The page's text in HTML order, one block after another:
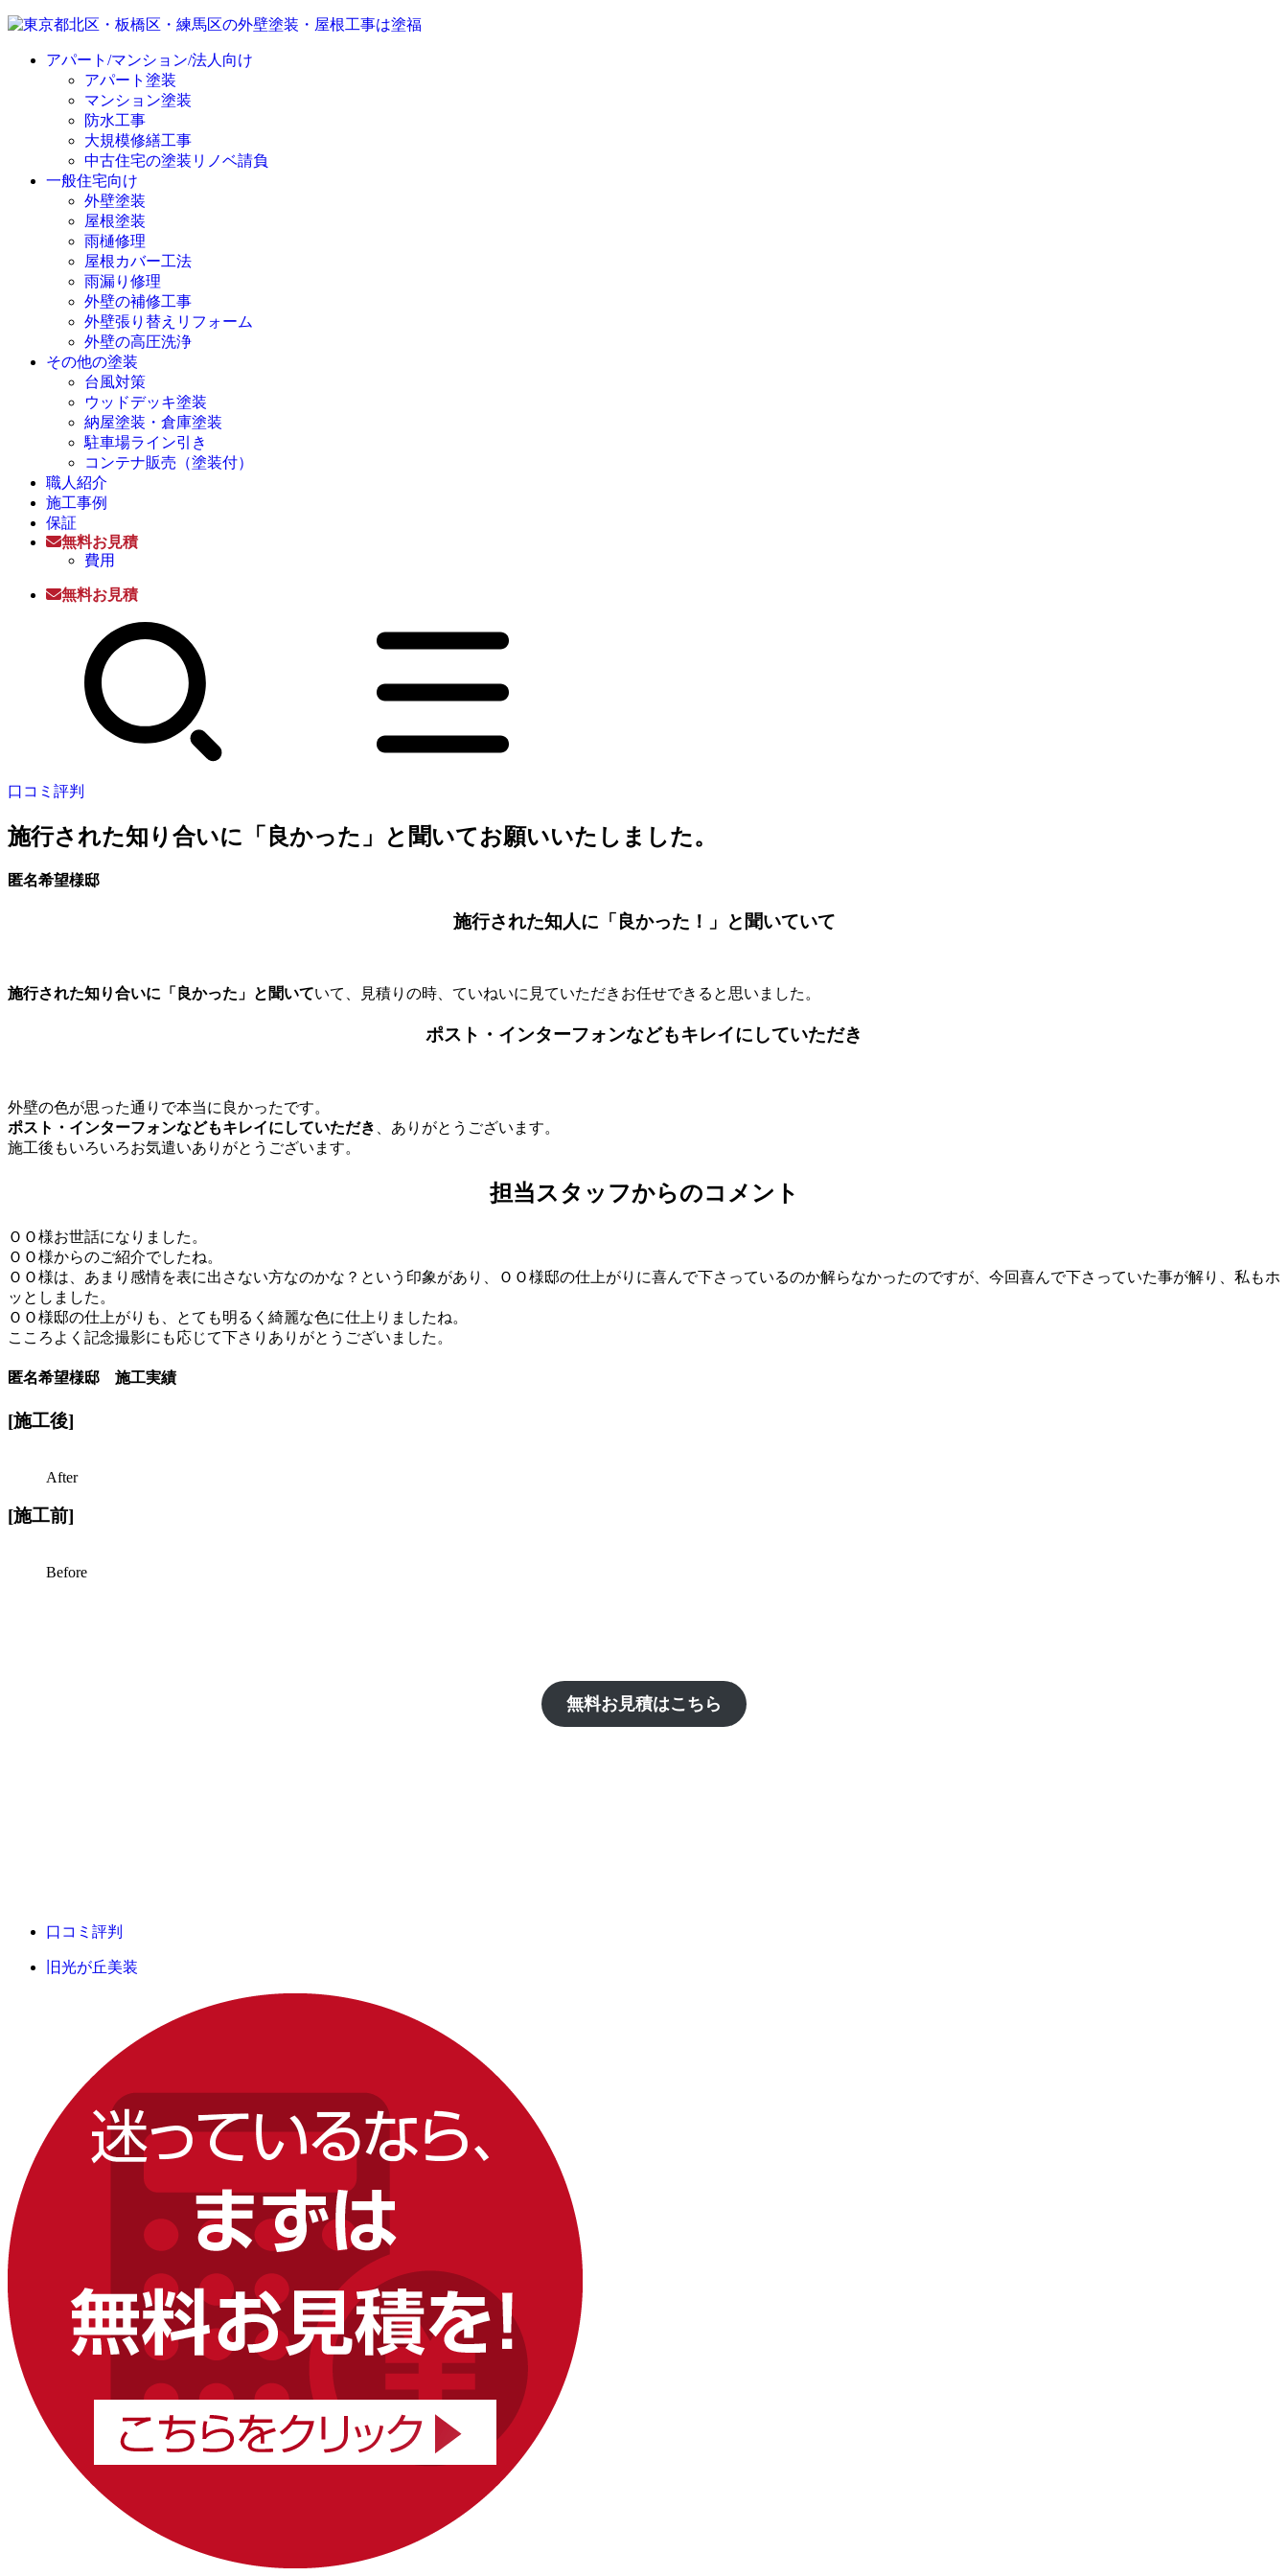
アパート/マンション/法人向け
アパート塗装
マンション塗装
防水工事
大規模修繕工事
中古住宅の塗装リノベ請負
一般住宅向け
外壁塗装
屋根塗装
雨樋修理
屋根カバー工法
雨漏り修理
外壁の補修工事
外壁張り替えリフォーム
外壁の高圧洗浄
その他の塗装
台風対策
ウッドデッキ塗装
納屋塗装・倉庫塗装
駐車場ライン引き
コンテナ販売（塗装付）
職人紹介
施工事例
保証
無料お見積
費用
無料お見積
口コミ評判
施行された知り合いに「良かった」と聞いてお願いいたしました。
匿名希望様邸
施行された知人に「良かった！」と聞いていて
施行された知り合いに「良かった」と聞いていて、見積りの時、ていねいに見ていただきお任せできると思いました。
ポスト・インターフォンなどもキレイにしていただき
外壁の色が思った通りで本当に良かったです。
ポスト・インターフォンなどもキレイにしていただき
、ありがとうございます。
施工後もいろいろお気遣いありがとうございます。
担当スタッフからのコメント
ＯＯ様お世話になりました。
ＯＯ様からのご紹介でしたね。
ＯＯ様は、あまり感情を表に出さない方なのかな？という印象があり、ＯＯ様邸の仕上がりに喜んで下さっているのか解らなかったのですが、今回喜んで下さっていた事が解り、私もホ
ッとしました。
ＯＯ様邸の仕上がりも、とても明るく綺麗な色に仕上りましたね。
こころよく記念撮影にも応じて下さりありがとうございました。
匿名希望様邸 施工実績
[施工後]
After
[施工前]
Before
無料お見積はこちら
口コミ評判
旧光が丘美装